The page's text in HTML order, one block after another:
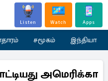
Listen Watch Apps
சமூகம் இந்தியா
அமெரிக்கா